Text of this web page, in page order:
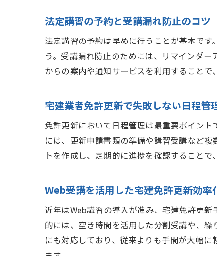
法定講習の予約と受講漏れ防止のコツ
法定講習の予約は早めに行うことが基本で
う。受講漏れ防止のためには、リマインダ
からの案内や通知サービスを利用することで
宅建業者免許更新で失敗しない日程管
免許更新において日程管理は最重要ポイン
には、更新申請書類の準備や講習受講など
トを作成し、定期的に進捗を確認すること
Web受講を活用した宅建免許更新効率
近年はWeb講習の導入が進み、宅建免許更
的には、空き時間を活用した分割受講や、
にも対応しており、従来よりも手間が大幅